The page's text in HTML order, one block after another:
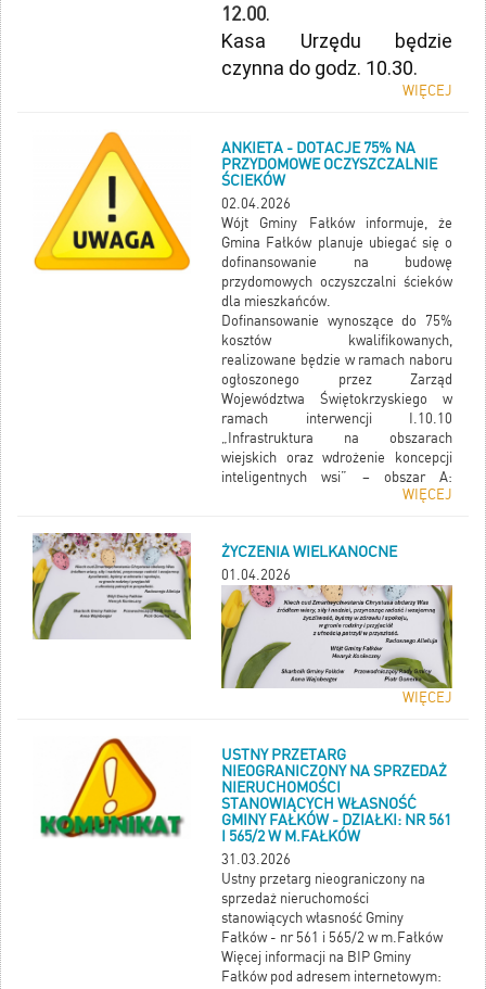
12.00.
Kasa Urzędu będzie
czynna do godz. 10.30.
WIĘCEJ
ANKIETA - DOTACJE 75% NA
PRZYDOMOWE OCZYSZCZALNIE
ŚCIEKÓW
02.04.2026
Wójt Gminy Fałków informuje, że
Gmina Fałków planuje ubiegać się o
dofinansowanie na budowę
przydomowych oczyszczalni ścieków
dla mieszkańców.
Dofinansowanie wynoszące do 75%
kosztów kwalifikowanych,
realizowane będzie w ramach naboru
ogłoszonego przez Zarząd
Województwa Świętokrzyskiego w
ramach interwencji I.10.10
„Infrastruktura na obszarach
wiejskich oraz wdrożenie koncepcji
inteligentnych wsi” – obszar A:
inwestycje w zakresie systemów
Strategicznego dla Wspólnej Polityki
Rolnej na lata 2023–2027,
współfinansowanego ze środków
Europejskiego Funduszu Rolnego na
rzecz Rozwoju Obszarów Wiejskich
(EFRROW).
Osoby zainteresowane prosimy o
wypełnienie Ankiety do 15.04.2026r
WIĘCEJ
ŻYCZENIA WIELKANOCNE
01.04.2026
WIĘCEJ
USTNY PRZETARG
NIEOGRANICZONY NA SPRZEDAŻ
NIERUCHOMOŚCI
STANOWIĄCYCH WŁASNOŚĆ
GMINY FAŁKÓW - DZIAŁKI: NR 561
I 565/2 W M.FAŁKÓW
31.03.2026
Ustny przetarg nieograniczony na
sprzedaż nieruchomości
stanowiących własność Gminy
Fałków - nr 561 i 565/2 w m.Fałków
Więcej informacji na BIP Gminy
Fałków pod adresem internetowym: